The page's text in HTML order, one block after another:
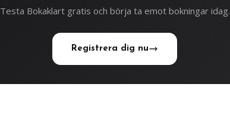
Testa Bokaklart gratis och börja ta emot bokningar idag.
Registrera dig nu